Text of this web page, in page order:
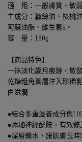
適 用：一般膚質、敏
主成分：蠶絲油、核桃
阿蘇油脂、維生素E。
容 量：180g
【商品特色】
一抹淡化歲月痕跡，散
乾燥粗角質層注入珍稀
白滋潤
●結合多重滋養成分與
●添加神經醯胺，有效
●深層鎖水，讓肌膚長